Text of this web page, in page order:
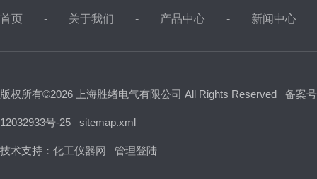
首页 关于我们 产品中心 新闻中心
版权所有©2026 上海胜绪电气有限公司 All Rights Reserved 备案
12032933号-25 sitemap.xml
技术支持： 化工仪器网 管理登陆